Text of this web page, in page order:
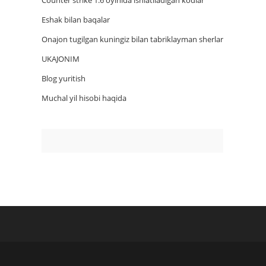
Eshak bilan baqalar
Onajon tugilgan kuningiz bilan tabriklayman sherlar
UKAJONIM
Blog yuritish
Muchal yil hisobi haqida